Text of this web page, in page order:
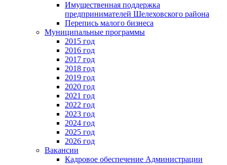
Имущественная поддержка
предпринимателей Шелеховского района
Перепись малого бизнеса
Муниципальные программы
2015 год
2016 год
2017 год
2018 год
2019 год
2020 год
2021 год
2022 год
2023 год
2024 год
2025 год
2026 год
Вакансии
Кадровое обеспечение Администрации